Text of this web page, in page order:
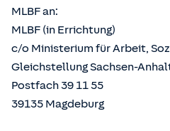
MLBF an:
MLBF (in Errichtung)
c/o Ministerium für Arbeit,
Gleichstellung Sachsen-
Postfach 39 11 55
39135 Magdeburg